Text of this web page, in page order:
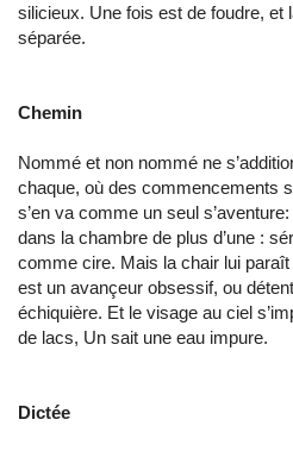
silicieux. Une fois est de foudre, et
séparée.
Chemin
Nommé et non nommé ne
chaque, où des commencements
s’en va comme un seul
dans la chambre de plus d’une :
comme cire. Mais la chair lui
est un avançeur obsessif, ou
échiquière. Et le visage au ciel
de lacs, Un sait une eau impure.
Dictée